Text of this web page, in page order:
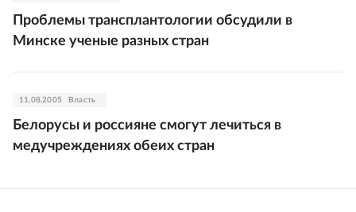
Проблемы трансплантологии обсудили в
Минске ученые разных стран
11.08.2005 Власть
Белорусы и россияне смогут лечиться в
медучреждениях обеих стран